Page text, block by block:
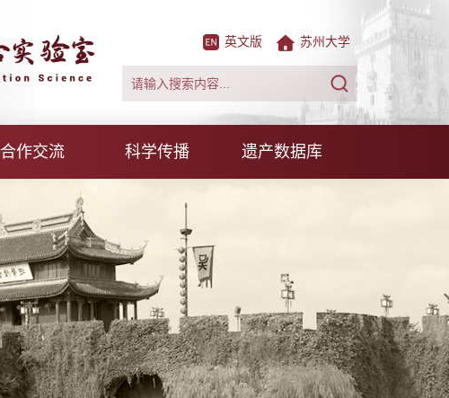
英文版 苏州大学
合作交流 科学传播 遗产数据库